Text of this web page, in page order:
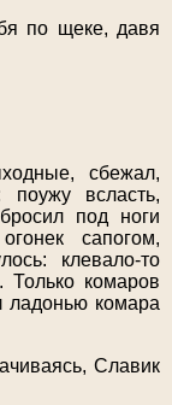
по щеке, давя
сбежал,
всласть,
под ноги
сапогом,
клевало-то
Только комаров
ладонью комара
Славик